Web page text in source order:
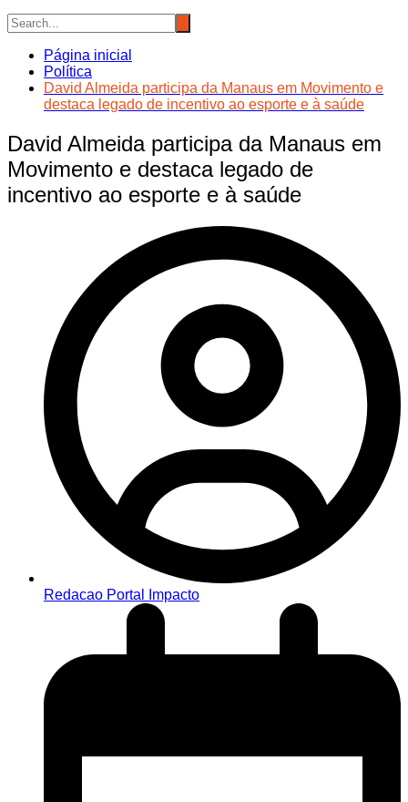
Página inicial
Política
David Almeida participa da Manaus em Movimento e
destaca legado de incentivo ao esporte e à saúde
David Almeida participa da Manaus em
Movimento e destaca legado de
incentivo ao esporte e à saúde
Redacao Portal Impacto